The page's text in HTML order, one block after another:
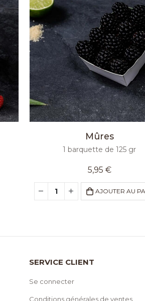
Mûres
1 barquette de 125 gr
5,95 €
AJOUTER AU
SERVICE CLIENT
Se connecter
Conditions générales de ventes